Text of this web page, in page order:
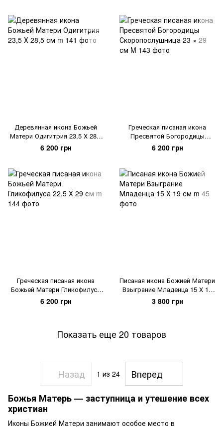
Деревянная икона Божьей
Матери Одигитрия 23,5 Х 28,5
см
6 200 грн
Греческая писаная икона
Пресвятой Богородицы
Скоропослушница 23 × 29 см
6 200 грн
Греческая писаная икона
Божьей Матери Гликофилуса
22,5 Х 29 см
6 200 грн
Писаная икона Божией Матери
Взыграние Младенца 15 Х 19
см
3 800 грн
Показать еще 20 товаров
Назад 1 из 24
Вперед
Божья Матерь — заступница и утешение всех
христиан
Иконы Божией Матери занимают особое место в